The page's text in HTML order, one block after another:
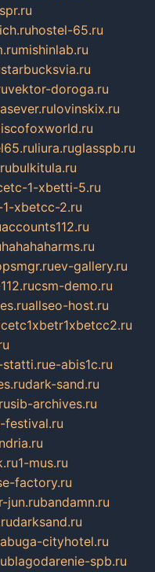
hostel-65.ru
mishinlab.ru
starbucksvia.ru
vektor-doroga.ru
lovinskix.ru
liura.ruglasspb.ru
bulkitula.ru
1-xbetti-5.ru
xbetcc-2.ru
accounts112.ru
hahahaharms.ru
ev-gallery.ru
csm-demo.ru
allseo-host.ru
e-abis1c.ru
dark-sand.ru
sib-archives.ru
festival.ru
1-mus.ru
factory.ru
jun.rubandamn.ru
darksand.ru
cityhotel.ru
blagodarenie-spb.ru